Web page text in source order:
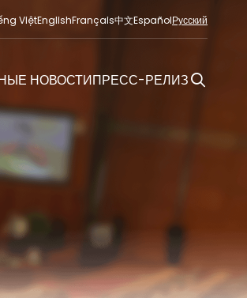
ViệtEnglishFrançais中文EspañolРусский
НОВОСТИПРЕСС-РЕЛИЗ